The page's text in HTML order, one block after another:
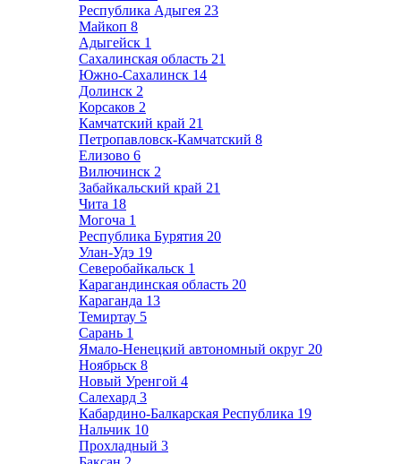
Республика Адыгея 23
Майкоп 8
Адыгейск 1
Сахалинская область 21
Южно-Сахалинск 14
Долинск 2
Корсаков 2
Камчатский край 21
Петропавловск-Камчатский 8
Елизово 6
Вилючинск 2
Забайкальский край 21
Чита 18
Могоча 1
Республика Бурятия 20
Улан-Удэ 19
Северобайкальск 1
Карагандинская область 20
Караганда 13
Темиртау 5
Сарань 1
Ямало-Ненецкий автономный округ 20
Ноябрьск 8
Новый Уренгой 4
Салехард 3
Кабардино-Балкарская Республика 19
Нальчик 10
Прохладный 3